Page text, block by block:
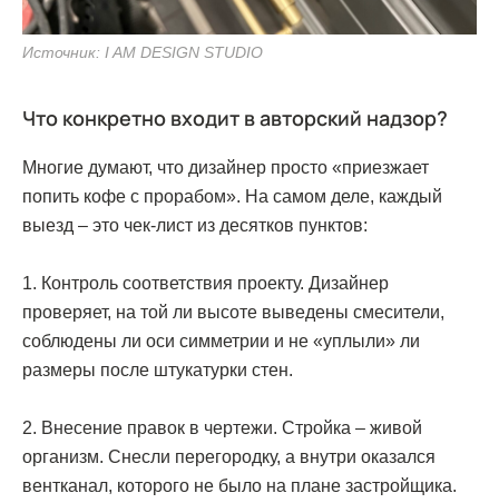
Источник: I AM DESIGN STUDIO
Что конкретно входит в авторский надзор?
Многие думают, что дизайнер просто «приезжает
попить кофе с прорабом». На самом деле, каждый
выезд – это чек-лист из десятков пунктов:
1. Контроль соответствия проекту. Дизайнер
проверяет, на той ли высоте выведены смесители,
соблюдены ли оси симметрии и не «уплыли» ли
размеры после штукатурки стен.
2. Внесение правок в чертежи. Стройка – живой
организм. Снесли перегородку, а внутри оказался
вентканал, которого не было на плане застройщика.